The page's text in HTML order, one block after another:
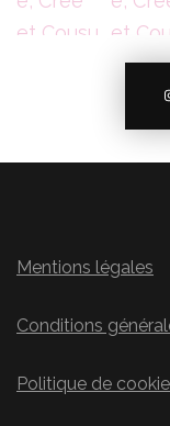
Mentions légales
Conditions
Politique de